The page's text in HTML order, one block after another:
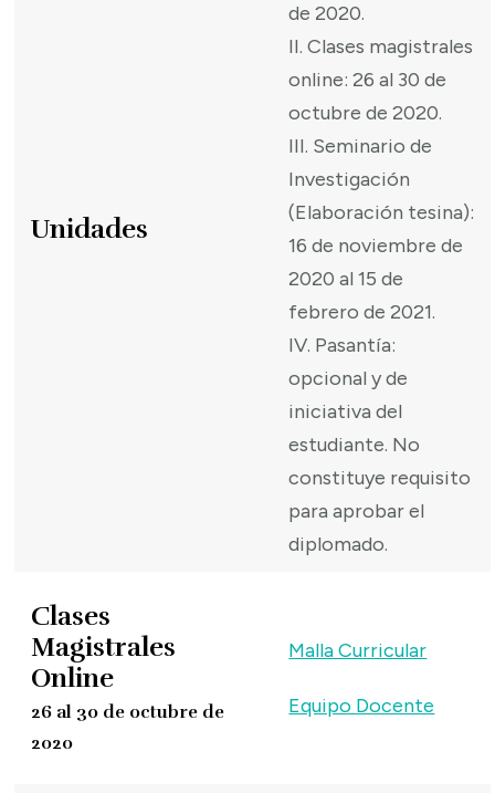
Unidades
de 2020.
II. Clases magistrales
online: 26 al 30 de
octubre de 2020.
III. Seminario de
Investigación
(Elaboración tesina):
16 de noviembre de
2020 al 15 de
febrero de 2021.
IV. Pasantía:
opcional y de
iniciativa del
estudiante. No
constituye requisito
para aprobar el
diplomado.
Clases
Magistrales
Online
26 al 30 de octubre de
2020
Malla Curricular
Equipo Docente